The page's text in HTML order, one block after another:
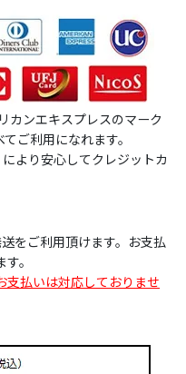
カンエキスプレスのマーク
ご利用になれます。
より安心してクレジットカ
をご利用頂けます。お支払
。
支払いは対応しておりませ